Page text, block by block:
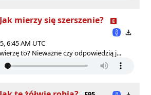
mierzy się szerszenie?
6:45 AM UTC
to? Nieważne czy odpowiedzią j...